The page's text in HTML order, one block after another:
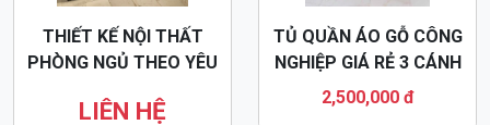
CÓ KỆ TRANG TRÍ GỖ
MDF
LIÊN HỆ
ĐỂ CÓ GIÁ TỐT
NGHIỆP 3 CÁNH 2
BUỒNG MDF85
3,500,000 đ
6,000,000 đ